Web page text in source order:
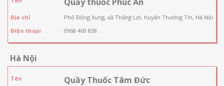
Địa chỉ
Phố Đống Xung, xã Thắng Lợi, huyện Thường Tín, Hà Nội
Điện thoại
0968 469 838
Hà Nội
Tên Quầy Thuốc Tâm Đức